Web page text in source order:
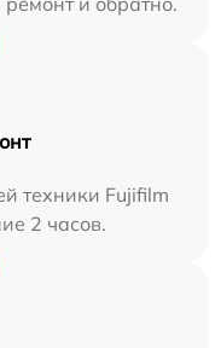
техники Fujifilm
2 часов.